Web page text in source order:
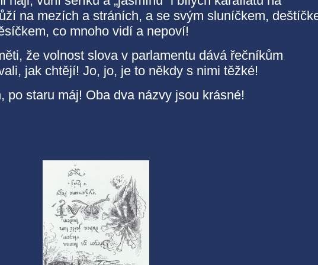
na mezích a stráních, a se svým sluníčkem,
co mnoho vidí a nepoví!
že volnost slova v parlamentu dává řečníkům
jak chtějí! Jo, jo, je to někdy s nimi těžké!
po staru máj! Oba dva názvy jsou krásné!